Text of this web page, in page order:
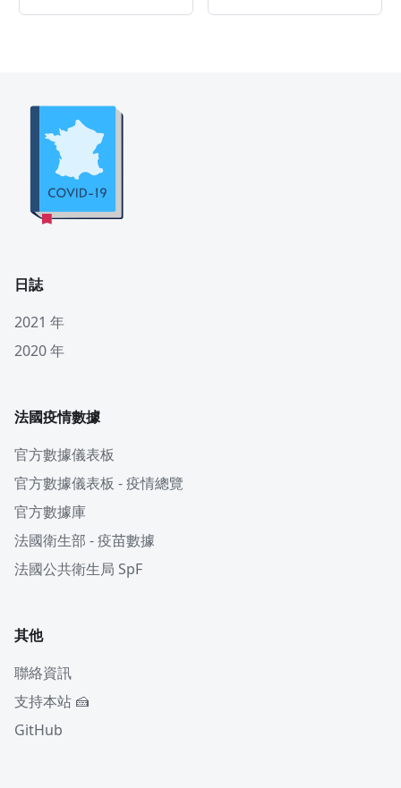
日誌
2021 年
2020 年
法國疫情數據
官方數據儀表板
官方數據儀表板 - 疫情總覽
官方數據庫
法國衛生部 - 疫苗數據
法國公共衛生局 SpF
其他
聯絡資訊
支持本站 🍰
GitHub